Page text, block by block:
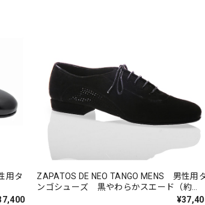
用タ
ZAPATOS DE NEO TANGO MENS 男性用
ンゴシューズ 黒やわらかスエード（約